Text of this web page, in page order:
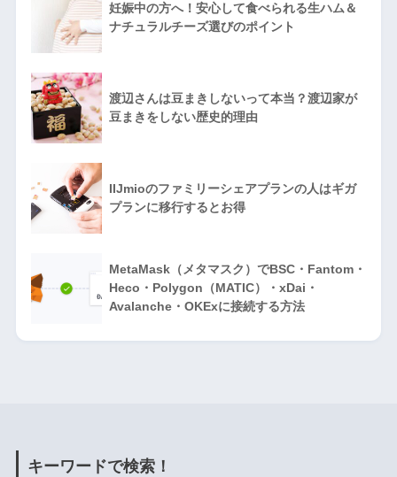
妊娠中の方へ！安心して食べられる生ハム＆
ナチュラルチーズ選びのポイント
渡辺さんは豆まきしないって本当？渡辺家が
豆まきをしない歴史的理由
IIJmioのファミリーシェアプランの人はギガ
プランに移行するとお得
MetaMask（メタマスク）でBSC・Fantom・
Heco・Polygon（MATIC）・xDai・
Avalanche・OKExに接続する方法
キーワードで検索！